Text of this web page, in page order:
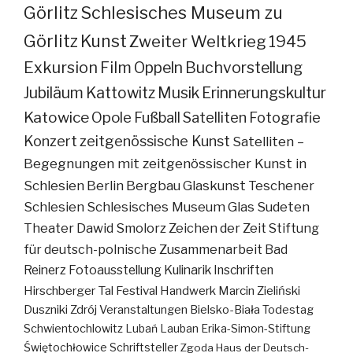
GörlitzSchlesisches Museum zu
Görlitz KunstZweiter Weltkrieg 1945
Exkursion Film Oppeln Buchvorstellung
Jubiläum Kattowitz Musik Erinnerungskultur
KatowiceOpole FußballSatelliten Fotografie
Konzertzeitgenössische Kunst Satelliten –
Begegnungen mit zeitgenössischer Kunst in
Schlesien Berlin BergbauGlaskunst Teschener
Schlesien Schlesisches MuseumGlas Sudeten
Theater Dawid SmolorzZeichen der Zeit Stiftung
für deutsch-polnische Zusammenarbeit Bad
Reinerz Fotoausstellung Kulinarik Inschriften
Hirschberger Tal Festival Handwerk Marcin Zieliński
Duszniki Zdrój Veranstaltungen Bielsko-Biała Todestag
Schwientochlowitz Lubań Lauban Erika-Simon-Stiftung
Świętochłowice SchriftstellerZgoda Haus der Deutsch-